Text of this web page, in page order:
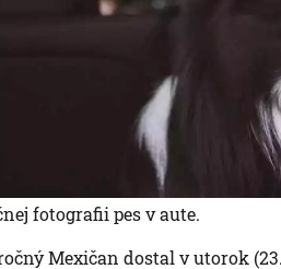
fotografii pes v aute.
Mexičan dostal v utorok